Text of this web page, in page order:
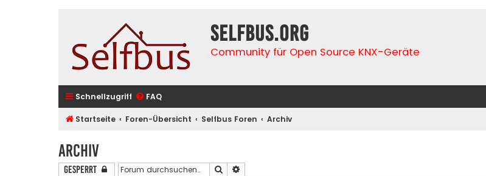
selfbus.org
Community für Open Source KNX-Geräte
Schnellzugriff FAQ
Startseite Foren-Übersicht Selfbus Foren Archiv
Archiv
Gesperrt Suche